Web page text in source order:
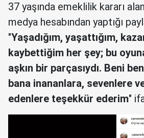
37 yaşında emeklilik kararı
medya hesabından yaptığı
"Yaşadığım, yaşattığım,
kaybettiğim her şey; bu
aşkın bir parçasıydı. Beni
bana inananlara, sevenlere
edenlere teşekkür ederim"